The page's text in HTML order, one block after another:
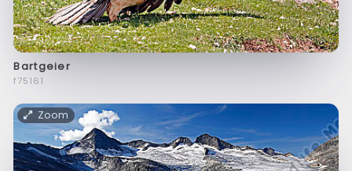
Bartgeier
f75161
Zoom